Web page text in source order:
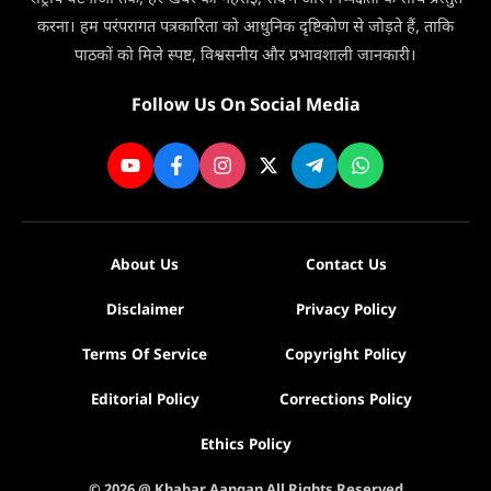
3
दिन
सेवा
करना। हम परंपरागत पत्रकारिता को आधुनिक दृष्टिकोण से जोड़ते हैं, ताकि
पाठकों को मिले स्पष्ट, विश्वसनीय और प्रभावशाली जानकारी।
Follow Us On Social Media
About Us Contact Us
Disclaimer Privacy Policy
Terms Of Service Copyright Policy
Editorial Policy Corrections Policy
Ethics Policy